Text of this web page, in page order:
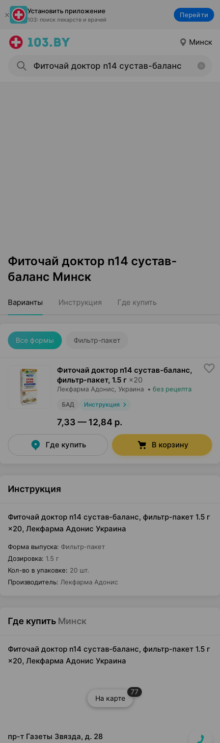
Установить приложение
103: поиск лекарств и врачей
Перейти
Минск
Фиточай доктор n14 сустав-
баланс Минск
Варианты Инструкция Где купить
Все формы Фильтр-пакет
Фиточай доктор n14 сустав-баланс,
фильтр-пакет, 1.5 г ×20
Лекфарма Адонис , Украина • без рецепта
БАД Инструкция
7,33 — 12,84 р.
Где купить В корзину
Инструкция
Фиточай доктор n14 сустав-баланс, фильтр-пакет 1.5 г
×20, Лекфарма Адонис Украина
Форма выпуска: Фильтр-пакет
Дозировка: 1.5 г
Кол-во в упаковке: 20 шт.
Производитель: Лекфарма Адонис
Где купить Минск
Фиточай доктор n14 сустав-баланс, фильтр-пакет 1.5 г
×20, Лекфарма Адонис Украина
На карте
77
пр-т Газеты Звязда, д. 28